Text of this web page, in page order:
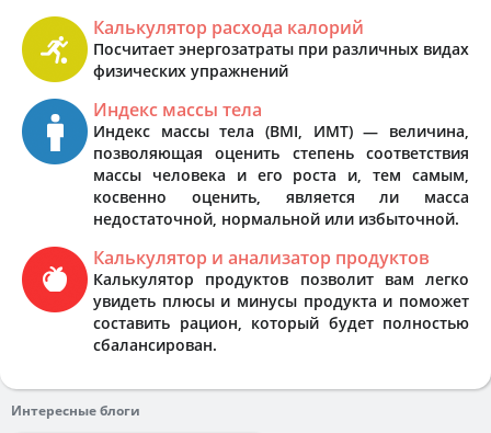
Калькулятор расхода калорий
Посчитает энергозатраты при различных видах
физических упражнений
Индекс массы тела
Индекс массы тела (BMI, ИМТ) — величина,
позволяющая оценить степень соответствия
массы человека и его роста и, тем самым,
косвенно оценить, является ли масса
недостаточной, нормальной или избыточной.
Калькулятор и анализатор продуктов
Калькулятор продуктов позволит вам легко
увидеть плюсы и минусы продукта и поможет
составить рацион, который будет полностью
сбалансирован.
Интересные блоги